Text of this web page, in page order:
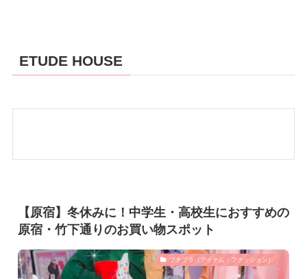
ETUDE HOUSE
【原宿】冬休みに！中学生・高校生におすすめの
原宿・竹下通りのお買い物スポット
プチプラ（アイテム・ファッション）